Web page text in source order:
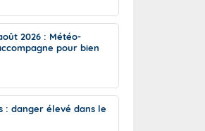
pluies intenses à l'échelle
(Apic)
du risque
2026 : Météo-
pour bien
: danger élevé dans le